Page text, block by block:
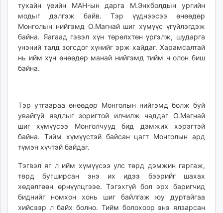
тухайн үеийн МАН-ын дарга М.Энхболдын ургийн
модыг дэлгэж байв. Тэр үүднээсээ өнөөдөр
Монголын нийгэмд О.Магнай шиг хүмүүс үгүйлэгдэж
байна. Яагаад гэвэл хүн төрөлхтөн үргэлж, шударга
үнэний талд зогсдог хүнийг эрж хайдаг. Харамсалтай
нь ийм хүн өнөөдөр манай нийгэмд тийм ч олон биш
байна.
Тэр утгаараа өнөөдөр Монголын нийгэмд болж буй
увайгүй явдлыг зоригтой илчилж чаддаг О.Магнай
шиг хүмүүсээ Монголчууд бид дэмжих хэрэгтэй
байна. Тийм хүмүүстэй байсан цагт Монголын ард
түмэн хүчтэй байдаг.
Тэгвэл яг л ийм хүмүүсээ улс төрд дэмжин гаргаж,
төрд бугширсан энэ их идээ бээрийг шахах
хөдөлгөөн өрнүүлцгээе. Тэгэхгүй бол эрх баригчид
биднийг номхон хонь шиг байлгаж юу дуртайгаа
хийсээр л байх болно. Тийм болохоор энэ ялзарсан